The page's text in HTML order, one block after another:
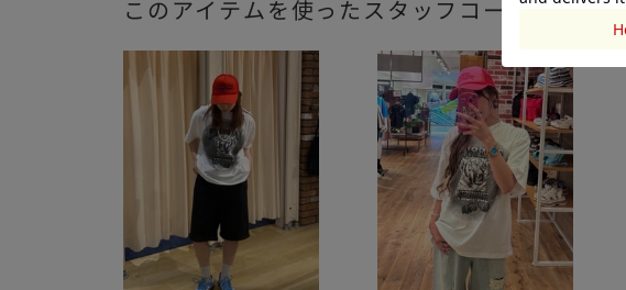
このアイテムを使ったスタッフコーディネート